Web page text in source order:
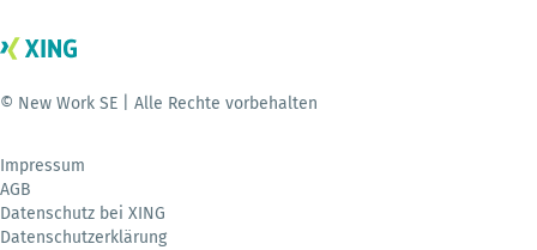
© New Work SE | Alle Rechte vorbehalten
Impressum
AGB
Datenschutz bei XING
Datenschutzerklärung